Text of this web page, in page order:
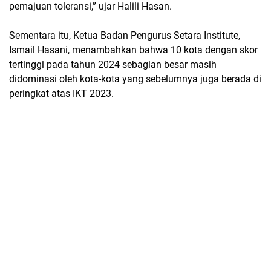
pemajuan toleransi,” ujar Halili Hasan.
Sementara itu, Ketua Badan Pengurus Setara Institute,
Ismail Hasani, menambahkan bahwa 10 kota dengan skor
tertinggi pada tahun 2024 sebagian besar masih
didominasi oleh kota-kota yang sebelumnya juga berada di
peringkat atas IKT 2023.